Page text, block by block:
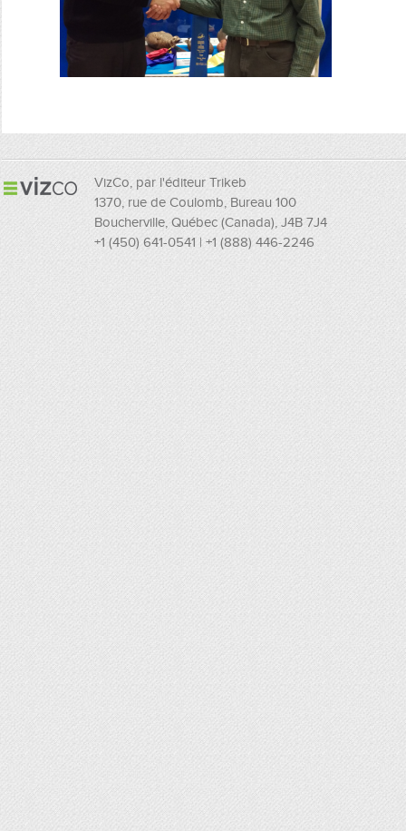
VizCo, par l'éditeur Trikeb
1370, rue de Coulomb, Bureau 100
Boucherville, Québec (Canada), J4B 7J4
+1 (450) 641-0541 | +1 (888) 446-2246